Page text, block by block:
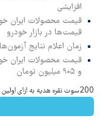
افزایشی
قیمت‌ها در بازار خودرو
زمان اعلام نتایج
و ۹۰۵ میلیون تومان
200سوت نقره هدیه به ازای اولین خرید از گرمی